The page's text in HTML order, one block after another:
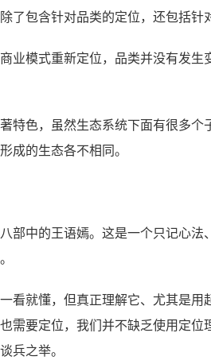
了包含针对品类的定位，还包括针
业模式重新定位，品类并没有发
特色，虽然生态系统下面有很多
成的生态各不相同。
部中的王语嫣。这是一个只记心
看就懂，但真正理解它、尤其是用
需要定位，我们并不缺乏使用定位
兵之举。